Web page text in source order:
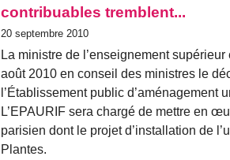
contribuables tremblent...
20 septembre 2010
La ministre de l’enseignement
août 2010 en conseil des ministres le
l’Établissement public
L’EPAURIF sera chargé de mettre en
parisien dont le projet d’installation de
Plantes.